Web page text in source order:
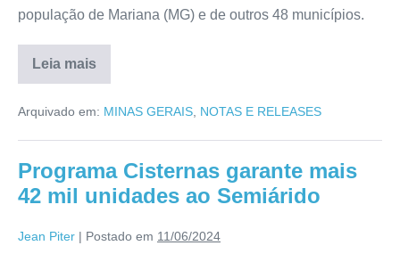
população de Mariana (MG) e de outros 48 municípios.
Leia mais
Arquivado em: MINAS GERAIS, NOTAS E RELEASES
Programa Cisternas garante mais
42 mil unidades ao Semiárido
Jean Piter | Postado em 11/06/2024